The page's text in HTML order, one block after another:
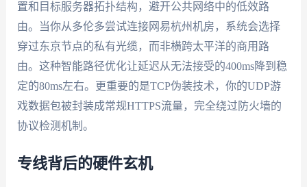
置和目标服务器拓扑结构，避开公共网络中的低效路
由。当你从多伦多尝试连接网易杭州机房，系统会选择
穿过东京节点的私有光缆，而非横跨太平洋的商用路
由。这种智能路径优化让延迟从无法接受的400ms降到稳
定的80ms左右。更重要的是TCP伪装技术，你的UDP游
戏数据包被封装成常规HTTPS流量，完全绕过防火墙的
协议检测机制。
专线背后的硬件玄机